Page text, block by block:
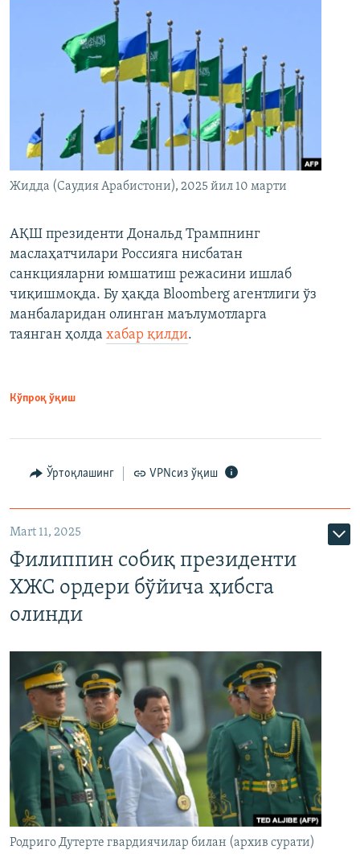
Жидда (Саудия Арабистони), 2025 йил 10 марти
АҚШ президенти Дональд Трампнинг
маслаҳатчилари Россияга нисбатан
санкцияларни юмшатиш режасини ишлаб
чиқишмоқда. Бу ҳақда Bloomberg агентлиги ўз
манбаларидан олинган маълумотларга
таянган ҳолда хабар қилди.
Кўпроқ ўқиш
Ўртоқлашинг VPNсиз ўқиш
Mart 11, 2025
Филиппин собиқ президенти
ХЖС ордери бўйича ҳибсга
олинди
Родриго Дутерте гвардиячилар билан (архив сурати)